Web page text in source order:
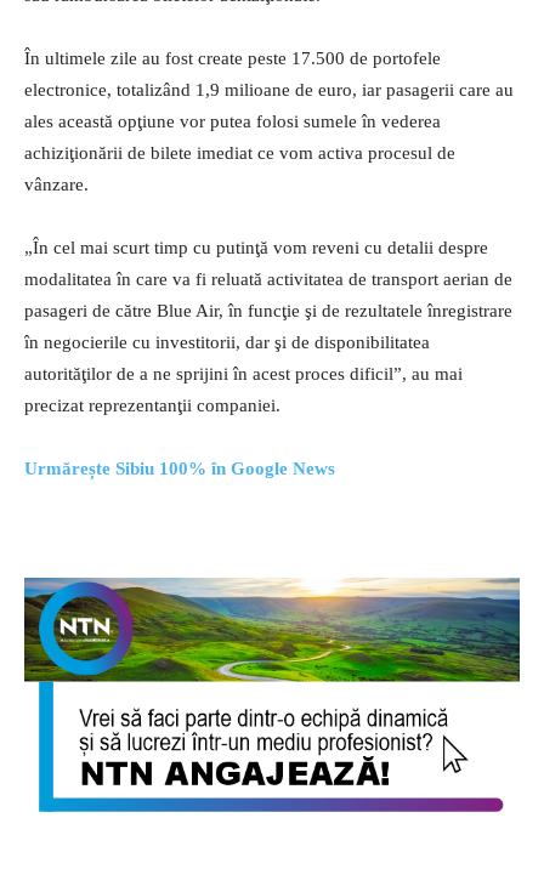
În ultimele zile au fost create peste 17.500 de portofele
electronice, totalizând 1,9 milioane de euro, iar pasagerii care au
ales această opţiune vor putea folosi sumele în vederea
achiziţionării de bilete imediat ce vom activa procesul de
vânzare.
„În cel mai scurt timp cu putinţă vom reveni cu detalii despre
modalitatea în care va fi reluată activitatea de transport aerian de
pasageri de către Blue Air, în funcţie şi de rezultatele înregistrare
în negocierile cu investitorii, dar şi de disponibilitatea
autorităţilor de a ne sprijini în acest proces dificil”, au mai
precizat reprezentanţii companiei.
Urmărește Sibiu 100% în Google News